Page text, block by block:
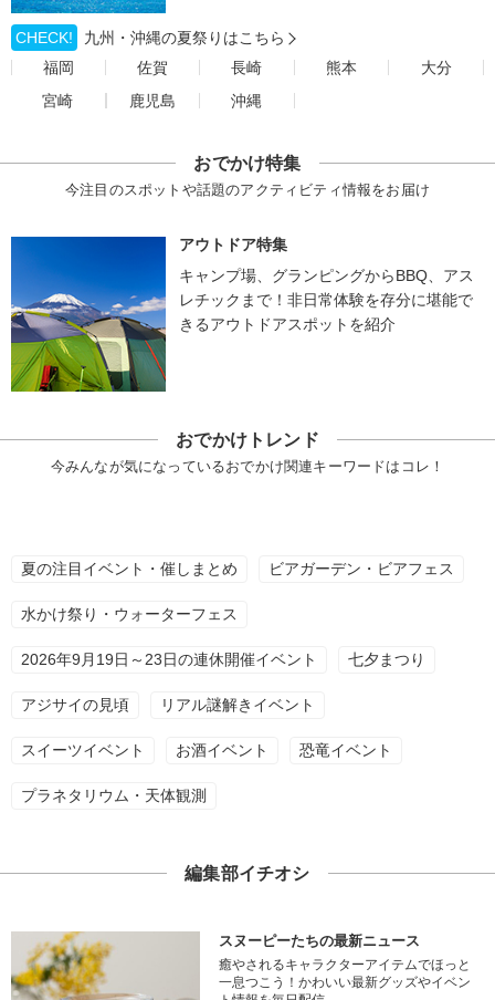
CHECK!
九州・沖縄の夏祭りはこちら
福岡
佐賀 長崎 熊本
大分
宮崎
鹿児島 沖縄
おでかけ特集
今注目のスポットや話題のアクティビティ情報をお届け
アウトドア特集
キャンプ場、グランピングからBBQ、アス
レチックまで！非日常体験を存分に堪能で
きるアウトドアスポットを紹介
おでかけトレンド
今みんなが気になっているおでかけ関連キーワードはコレ！
夏の注目イベント・催しまとめ ビアガーデン・ビアフェス
水かけ祭り・ウォーターフェス
2026年9月19日～23日の連休開催イベント 七夕まつり
アジサイの見頃 リアル謎解きイベント
スイーツイベント お酒イベント 恐竜イベント
プラネタリウム・天体観測
編集部イチオシ
スヌーピーたちの最新ニュース
癒やされるキャラクターアイテムでほっと
一息つこう！かわいい最新グッズやイベン